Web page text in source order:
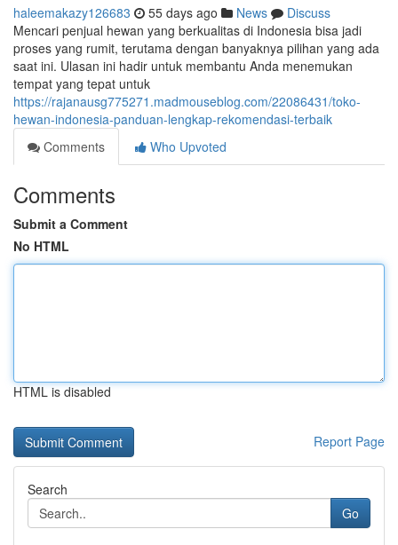
haleemakazy126683 55 days ago News
Discuss
Mencari penjual hewan yang berkualitas di Indonesia bisa jadi
proses yang rumit, terutama dengan banyaknya pilihan yang ada
saat ini. Ulasan ini hadir untuk membantu Anda menemukan
tempat yang tepat untuk
https://rajanausg775271.madmouseblog.com/22086431/toko-
hewan-indonesia-panduan-lengkap-rekomendasi-terbaik
Comments
Who Upvoted
Comments
Submit a Comment
No HTML
HTML is disabled
Report Page
Search
Go